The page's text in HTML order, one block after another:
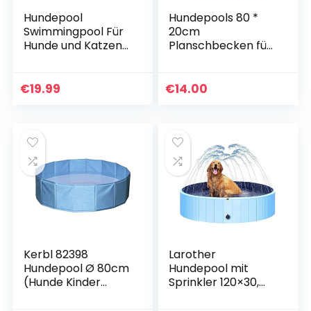
Hundepool
Swimmingpool Für
Hunde und Katzen
Planschbecken
Verschleißfest (120
* 30cm)
€19.99
Hundepools 80 *
20cm
Planschbecken für
Wasserablassventil
Badewanne, Rot
€14.00
Kerbl 82398
Hundepool Ø 80cm
(Hunde Kinder
Larother
Hundepool mit
Sprinkler 120×30,